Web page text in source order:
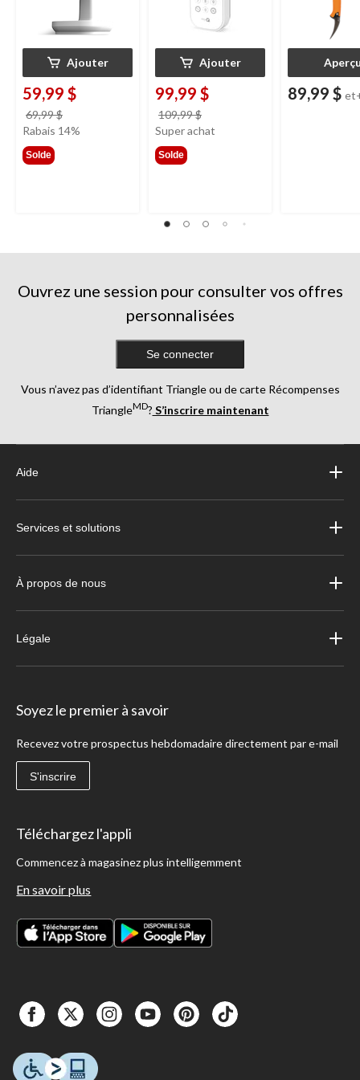
Ajouter
59,99 $
69,99 $
était
Rabais 14%
Solde
Ajouter
99,99 $
109,99 $
était
Super achat
Solde
89,99 $
Ouvrez une session pour consulter vos offres
personnalisées
Se connecter
Vous n’avez pas d’identifiant Triangle ou de carte Récompenses
TriangleMD? S’inscrire maintenant
Aide
Services et solutions
À propos de nous
Légale
Soyez le premier à savoir
Recevez votre prospectus hebdomadaire directement par e-mail
S'inscrire
Téléchargez l'appli
Commencez à magasinez plus intelligemment
En savoir plus